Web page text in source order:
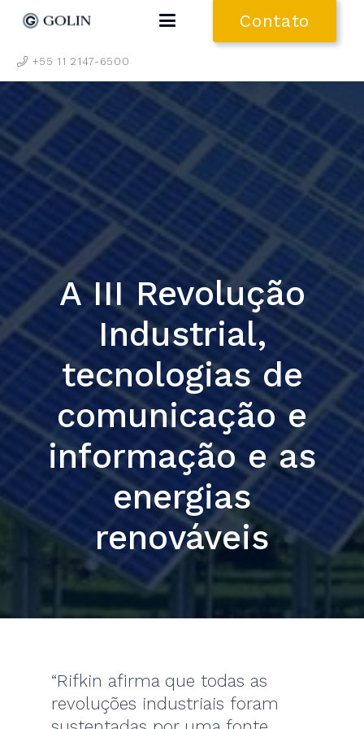
Contato
+55 11 2147-6500
A III Revolução
Industrial,
tecnologias de
comunicação e
informação e as
energias
renováveis
“Rifkin afirma que todas as
revoluções industriais foram